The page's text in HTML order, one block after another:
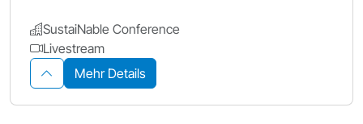
SustaiNable Conference
Livestream
Mehr Details